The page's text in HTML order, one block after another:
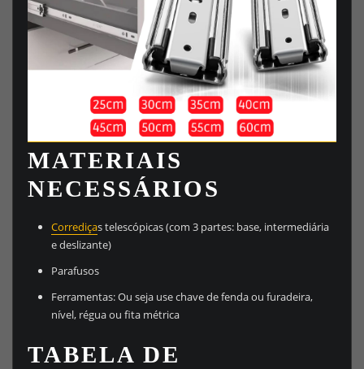
MATERIAIS
NECESSÁRIOS
Corrediças telescópicas (com 3 partes: base, intermediária
e deslizante)
Parafusos
Ferramentas: Ou seja use chave de fenda ou furadeira,
nível, régua ou fita métrica
TABELA DE